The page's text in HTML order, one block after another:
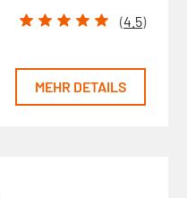
(4.5)
MEHR DETAILS